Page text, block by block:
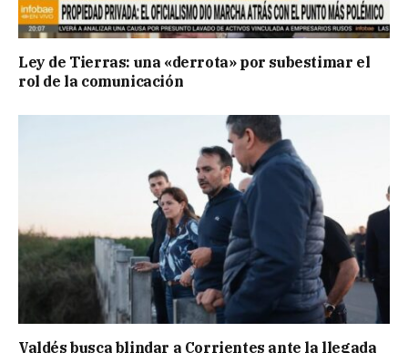
Ley de Tierras: una «derrota» por subestimar el
rol de la comunicación
Valdés busca blindar a Corrientes ante la llegada